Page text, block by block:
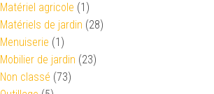
Matériel agricole (1)
Matériels de jardin (28)
Menuiserie (1)
Mobilier de jardin (23)
Non classé (73)